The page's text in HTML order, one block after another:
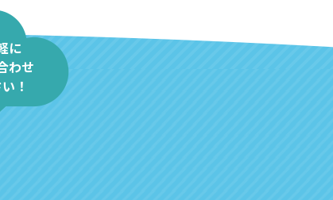
に
わせ
！